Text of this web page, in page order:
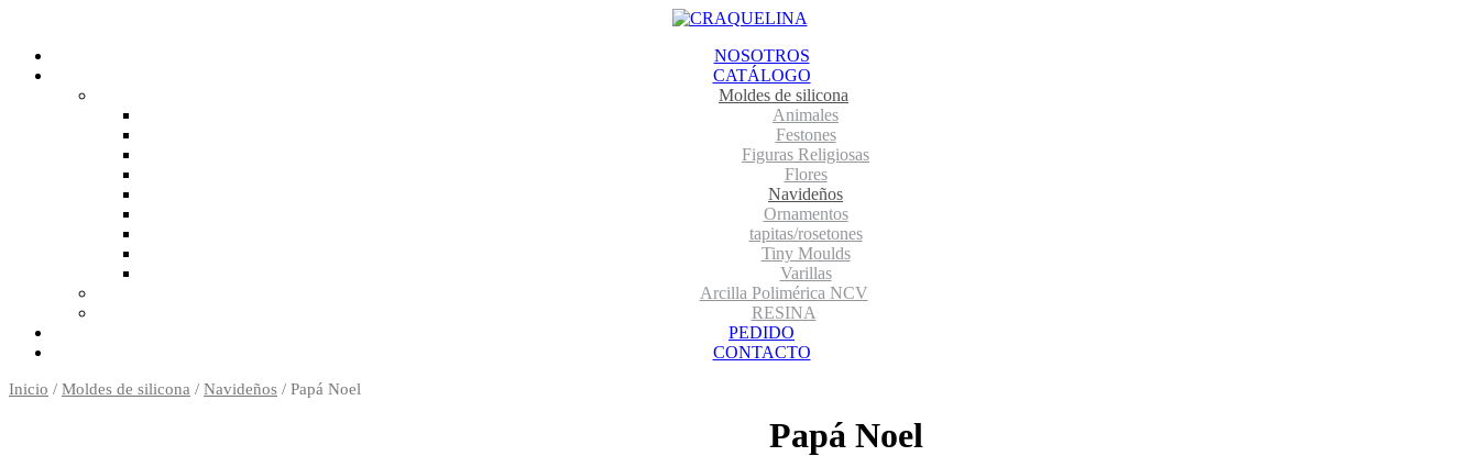
content
NOSOTROS
CATÁLOGO
Moldes de silicona
Animales
Festones
Figuras Religiosas
Flores
Navideños
Ornamentos
tapitas/rosetones
Tiny Moulds
Varillas
Arcilla Polimérica NCV
RESINA
PEDIDO
CONTACTO
Inicio / Moldes de silicona / Navideños / Papá Noel
Papá Noel